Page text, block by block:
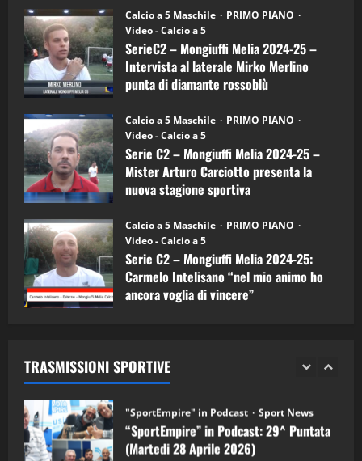
6)
–
Intervista
a
mister
Arturo
Carciotto
(Mongiuffi
Calcio a 5 Maschile
PRIMO PIANO
Video - Calcio a 5
SerieC2 – Mongiuffi Melia 2024-25 –
Intervista al laterale Mirko Merlino
punta di diamante rossoblù
Calcio a 5 Maschile
PRIMO PIANO
Video - Calcio a 5
Serie C2 – Mongiuffi Melia 2024-25 –
Mister Arturo Carciotto presenta la
nuova stagione sportiva
Calcio a 5 Maschile
PRIMO PIANO
Video - Calcio a 5
Serie C2 – Mongiuffi Melia 2024-25:
Carmelo Intelisano “nel mio animo ho
ancora voglia di vincere”
TRASMISSIONI SPORTIVE
4
“SportEmpire” in Podcast: 27^ Puntata
(Martedi 14 Aprile 2026)
15/04/2026
5
“SportEmpire” in Podcast: 26^ Puntata
(Martedi 07 Aprile 2026)
08/04/2026
1
“SportEmpire” in Podcast: 30^ Puntata
(Martedi 05 Maggio 2026)
08/05/2026
2 28/04/2026
"SportEmpire" in Podcast
“SportEmpire” in Podcast: 28^ Puntata
(Martedi 21 Aprile 2026)